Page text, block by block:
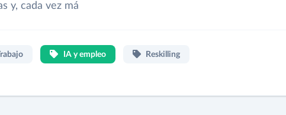
y, cada vez má
IA y empleo Reskilling